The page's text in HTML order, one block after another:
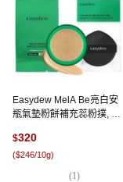
Easydew MelA Be亮白安
瓶氣墊粉餅補充蕊粉撲, 1
$320
($246/10g)
(1)